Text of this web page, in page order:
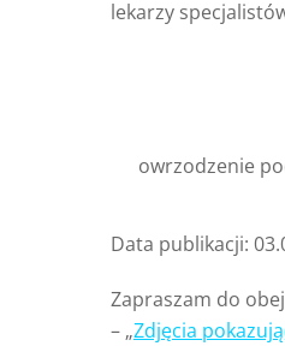
lekarzy
owrzodzenie
Data publikacji:
Zapraszam do
– „Zdjęcia